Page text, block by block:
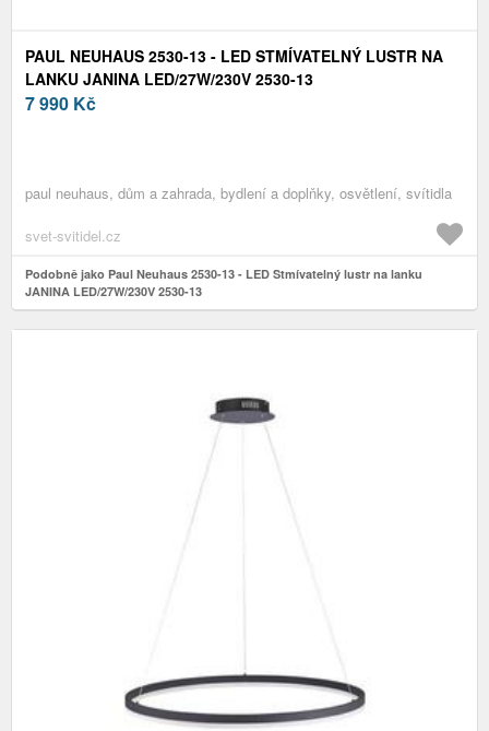
PAUL NEUHAUS 2530-13 - LED STMÍVATELNÝ LUSTR NA
LANKU JANINA LED/27W/230V 2530-13
7 990 Kč
paul neuhaus, dům a zahrada, bydlení a doplňky, osvětlení, svítidla
svet-svitidel.cz
Podobně jako Paul Neuhaus 2530-13 - LED Stmívatelný lustr na lanku
JANINA LED/27W/230V 2530-13